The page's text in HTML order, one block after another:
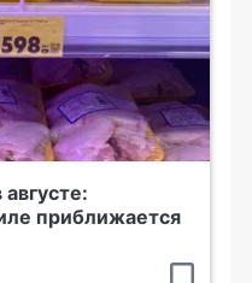
приближается